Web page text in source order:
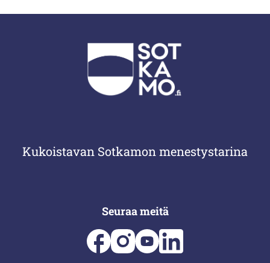
Kukoistavan Sotkamon menestystarina
Seuraa meitä